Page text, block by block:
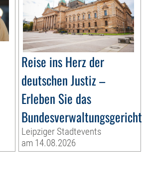
Reise ins Herz der
deutschen Justiz –
Erleben Sie das
Bundesverwaltungsgericht
Leipziger Stadtevents
am 14.08.2026